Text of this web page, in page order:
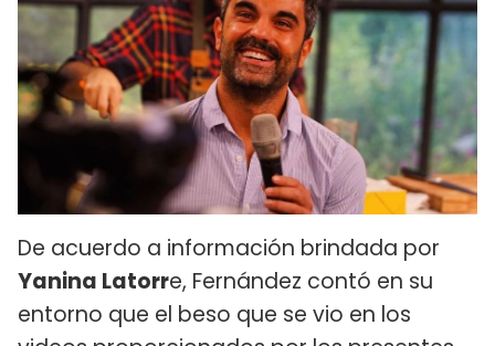
De acuerdo a información brindada por
Yanina Latorre, Fernández contó en su
entorno que el beso que se vio en los